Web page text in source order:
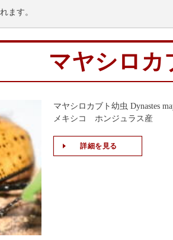
ます。
マヤシロカ
マヤシロカブト幼虫 Dynastes
メキシコ ホンジュラス産
詳細を見る